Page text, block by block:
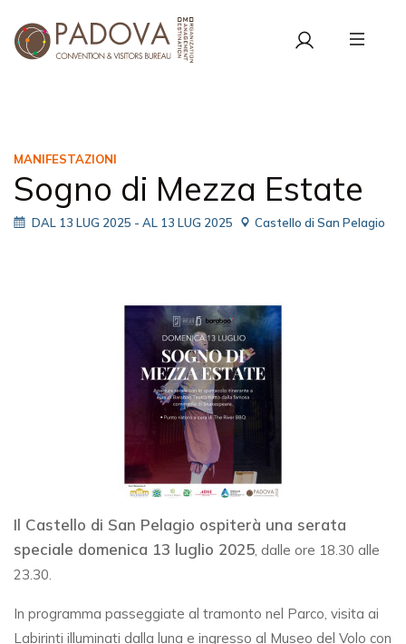
MANIFESTAZIONI
Sogno di Mezza Estate
DAL 13 LUG 2025 - AL 13 LUG 2025 Castello di San Pelagio
Il Castello di San Pelagio ospiterà una serata
speciale domenica 13 luglio 2025, dalle ore 18.30 alle
23.30.
In programma passeggiate al tramonto nel Parco, visita ai
Labirinti illuminati dalla luna e ingresso al Museo del Volo con